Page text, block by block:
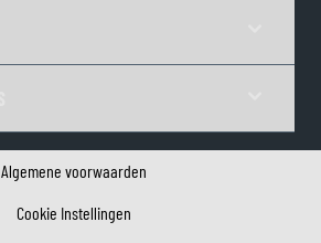
Algemene voorwaarden
Cookie Instellingen